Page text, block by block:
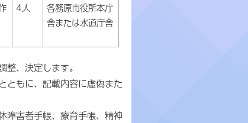
4人
各務原市役所本庁
舎または水道庁舎
整、決定します。
ともに、記載内容に虚偽また
障害者手帳、療育手帳、精神